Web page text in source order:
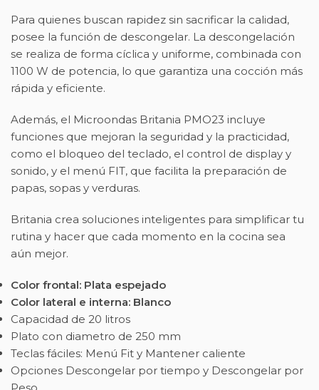
Para quienes buscan rapidez sin sacrificar la calidad,
posee la función de descongelar. La descongelación
se realiza de forma cíclica y uniforme, combinada con
1100 W de potencia, lo que garantiza una cocción más
rápida y eficiente.
Además, el Microondas Britania PMO23 incluye
funciones que mejoran la seguridad y la practicidad,
como el bloqueo del teclado, el control de display y
sonido, y el menú FIT, que facilita la preparación de
papas, sopas y verduras.
Britania crea soluciones inteligentes para simplificar tu
rutina y hacer que cada momento en la cocina sea
aún mejor.
Color frontal: Plata espejado
Color lateral e interna: Blanco
Capacidad de 20 litros
Plato con diametro de 250 mm
Teclas fáciles: Menú Fit y Mantener caliente
Opciones Descongelar por tiempo y Descongelar por